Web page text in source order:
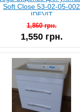
Soft Close 53-02-05-002
IDEVIT
1,860 грн.
1,550 грн.